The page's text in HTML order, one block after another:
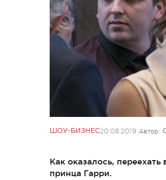
ШОУ-БИЗНЕС20.08.2019 Автор:
Как оказалось,
принца Гарри.